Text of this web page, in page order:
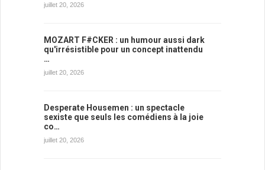
juillet 20, 2026
MOZART F#CKER : un humour aussi dark
qu'irrésistible pour un concept inattendu
…
juillet 20, 2026
Desperate Housemen : un spectacle
sexiste que seuls les comédiens à la joie
co…
juillet 20, 2026